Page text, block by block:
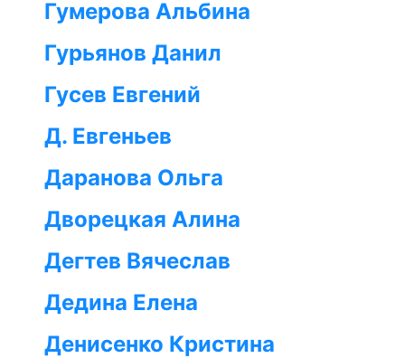
Гумерова Альбина
Гурьянов Данил
Гусев Евгений
Д. Евгеньев
Даранова Ольга
Дворецкая Алина
Дегтев Вячеслав
Дедина Елена
Денисенко Кристина